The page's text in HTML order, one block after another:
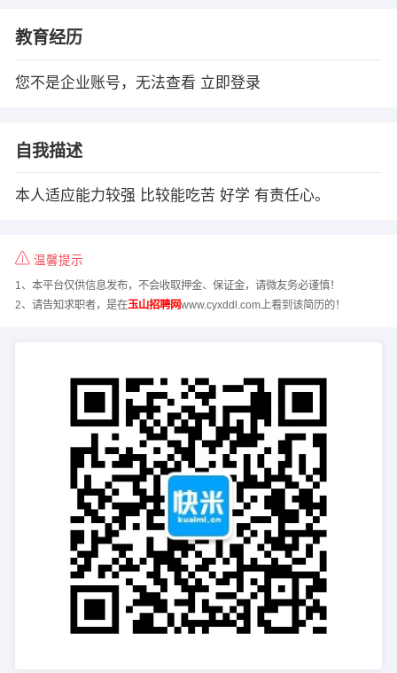
教育经历
您不是企业账号，无法查看 立即登录
自我描述
本人适应能力较强 比较能吃苦 好学 有责任心。
温馨提示
1、本平台仅供信息发布，不会收取押金、保证金，请微友务必谨慎！
2、请告知求职者，是在玉山招聘网www.cyxddl.com上看到该简历的！